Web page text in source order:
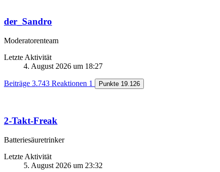
der_Sandro
Moderatorenteam
Letzte Aktivität
4. August 2026 um 18:27
Beiträge 3.743 Reaktionen 1 Punkte 19.126
2-Takt-Freak
Batteriesäuretrinker
Letzte Aktivität
5. August 2026 um 23:32